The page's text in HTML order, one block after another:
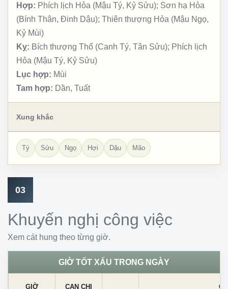
Hợp: Phích lịch Hỏa (Mậu Tý, Kỷ Sửu); Sơn hạ Hỏa
(Bính Thân, Đinh Dậu); Thiên thượng Hỏa (Mậu Ngọ,
Kỷ Mùi)
Kỵ: Bích thượng Thổ (Canh Tý, Tân Sửu); Phích lịch
Hỏa (Mậu Tý, Kỷ Sửu)
Lục hợp: Mùi
Tam hợp: Dần, Tuất
Xung khắc
Tý Sửu Ngọ Hợi Dậu Mão
03
Khuyến nghị công việc
Xem cát hung theo từng giờ.
GIỜ TỐT XẤU TRONG NGÀY
GIỜ CAN CHI